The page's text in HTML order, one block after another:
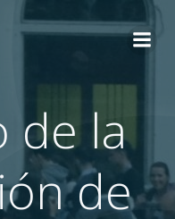
de la
de